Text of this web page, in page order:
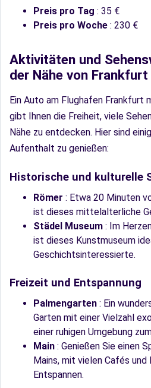
Preis pro Tag : 35 €
Preis pro Woche : 230 €
Aktivitäten und
der Nähe von Frankfurt
Ein Auto am Flughafen Frankfurt
gibt Ihnen die Freiheit, viele
Nähe zu entdecken. Hier sind
Aufenthalt zu genießen:
Historische und kulturelle
Römer : Etwa 20 Minuten
ist dieses mittelalterliche
Städel Museum : Im
ist dieses Kunstmuseum
Geschichtsinteressierte.
Freizeit und Entspannung
Palmengarten : Ein
Garten mit einer Vielzahl
einer ruhigen Umgebung
Main : Genießen Sie einen
Mains, mit vielen Cafés und
Entspannen.